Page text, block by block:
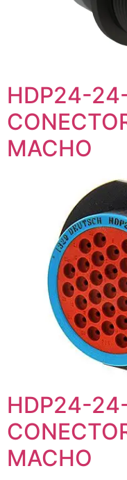
HDP24-
MACHO
HDP24-
MACHO